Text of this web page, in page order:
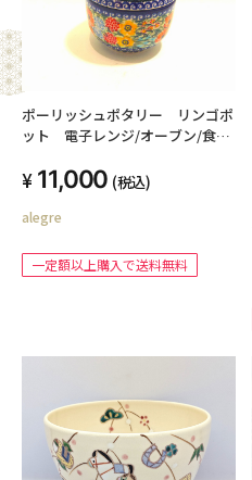
ポーリッシュポタリー リンゴポ
ット 電子レンジ/オーブン/食洗
11,000 (税込)
alegre
一定額以上購入で送料無料